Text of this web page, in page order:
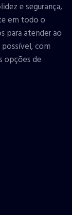
e segurança,
em todo o
para atender ao
com
opções de